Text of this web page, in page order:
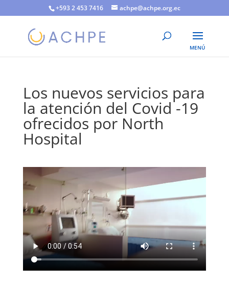
+593 2 453 7416 achpe@achpe.org.ec
Los nuevos servicios para
la atención del Covid -19
ofrecidos por North
Hospital